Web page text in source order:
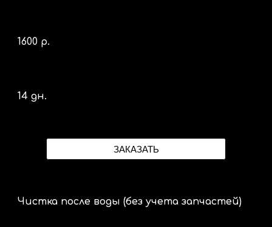
1600 р.
14 дн.
ЗАКАЗАТЬ
Чистка после воды (без учета запчастей)